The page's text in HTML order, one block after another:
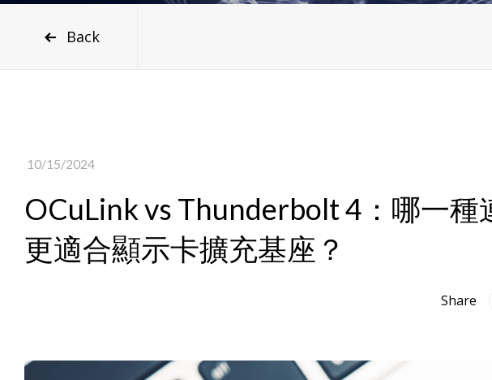
Back
10/15/2024
OCuLink vs Thunderbolt 4：哪一種
更適合顯示卡擴充基座？
Share